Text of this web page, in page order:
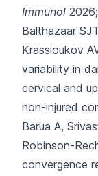
Immunol
Balthazaar
Krassioukov
variability in
cervical and
non-injured
Barua A,
Robinson-
convergence